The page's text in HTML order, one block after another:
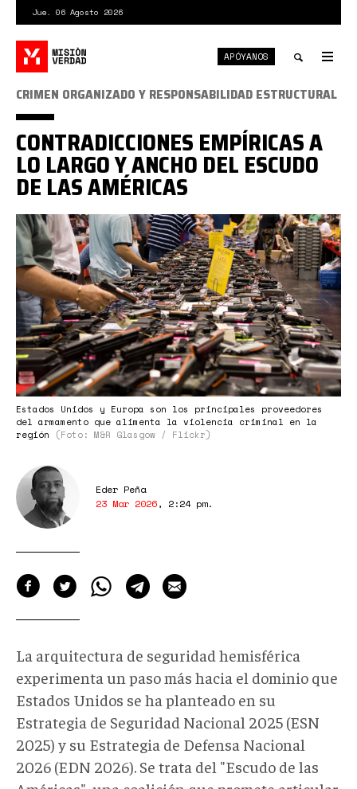
contenido
principal
Jue. 06 Agosto 2026
Toggle
APÓYANOS
mercado
armas
Estados Unidos y Europa son los principales proveedores
del armamento que alimenta la violencia criminal en la
región
(Foto: M&R Glasgow / Flickr)
CRIMEN ORGANIZADO Y RESPONSABILIDAD ESTRUCTURAL
CONTRADICCIONES EMPÍRICAS A
LO LARGO Y ANCHO DEL ESCUDO
DE LAS AMÉRICAS
Eder Peña
23 Mar 2026, 2:24 pm.
La arquitectura de seguridad hemisférica
experimenta un paso más hacia el dominio que
Estados Unidos se ha planteado en su
Estrategia de Seguridad Nacional 2025 (ESN
2025) y su Estrategia de Defensa Nacional
2026 (EDN 2026). Se trata del "Escudo de las